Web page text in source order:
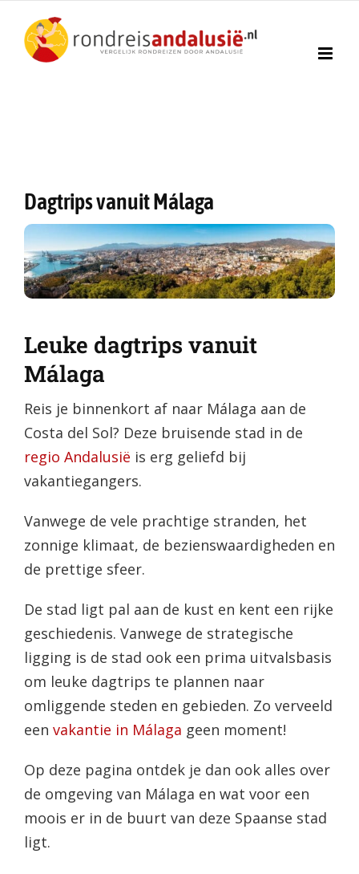
naar
inhoud
Dagtrips vanuit Málaga
Leuke dagtrips vanuit
Málaga
Reis je binnenkort af naar Málaga aan de
Costa del Sol? Deze bruisende stad in de
regio Andalusië is erg geliefd bij
vakantiegangers.
Vanwege de vele prachtige stranden, het
zonnige klimaat, de bezienswaardigheden en
de prettige sfeer.
De stad ligt pal aan de kust en kent een rijke
geschiedenis. Vanwege de strategische
ligging is de stad ook een prima uitvalsbasis
om leuke dagtrips te plannen naar
omliggende steden en gebieden. Zo verveeld
een vakantie in Málaga geen moment!
Op deze pagina ontdek je dan ook alles over
de omgeving van Málaga en wat voor een
moois er in de buurt van deze Spaanse stad
ligt.